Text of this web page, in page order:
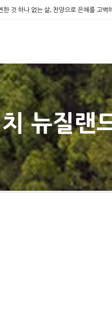
한 것 하나 없는 삶, 찬양으로 은혜를 고백
뉴질랜